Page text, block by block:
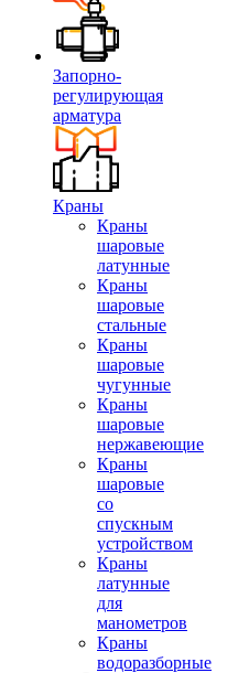
Запорно-
регулирующая
арматура
Краны
Краны
шаровые
латунные
Краны
шаровые
стальные
Краны
шаровые
чугунные
Краны
шаровые
нержавеющие
Краны
шаровые
со
спускным
устройством
Краны
латунные
для
манометров
Краны
водоразборные